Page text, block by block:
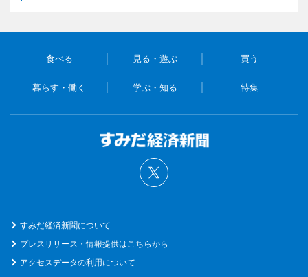
食べる 見る・遊ぶ 買う
暮らす・働く 学ぶ・知る 特集
すみだ経済新聞について
プレスリリース・情報提供はこちらから
アクセスデータの利用について